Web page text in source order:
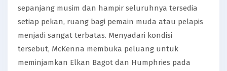
sepanjang musim dan hampir seluruhnya tersedia
setiap pekan, ruang bagi pemain muda atau pelapis
menjadi sangat terbatas. Menyadari kondisi
tersebut, McKenna membuka peluang untuk
meminjamkan Elkan Bagot dan Humphries pada